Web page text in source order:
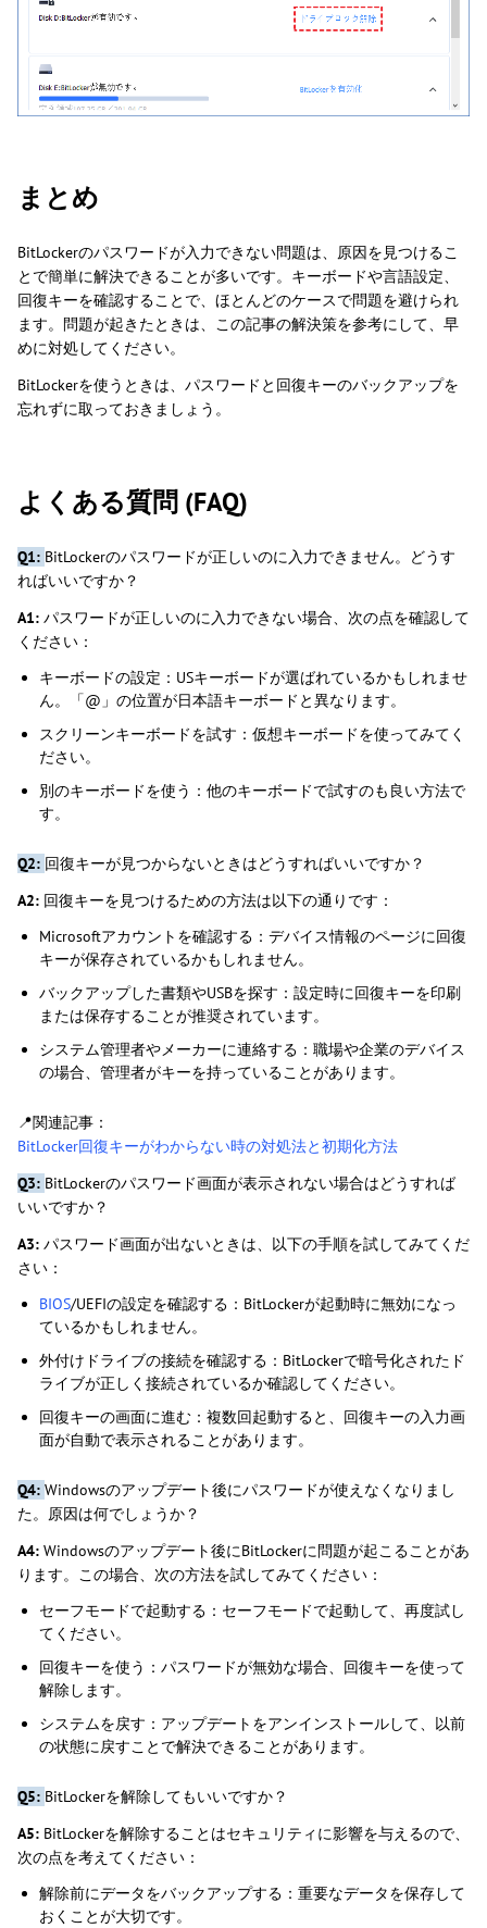
まとめ
BitLockerのパスワードが入力できない問題は、原因を見つけるこ
とで簡単に解決できることが多いです。キーボードや言語設定、
回復キーを確認することで、ほとんどのケースで問題を避けられ
ます。問題が起きたときは、この記事の解決策を参考にして、早
めに対処してください。
BitLockerを使うときは、パスワードと回復キーのバックアップを
忘れずに取っておきましょう。
よくある質問 (FAQ)
Q1: BitLockerのパスワードが正しいのに入力できません。どうす
ればいいですか？
A1: パスワードが正しいのに入力できない場合、次の点を確認して
ください：
キーボードの設定：USキーボードが選ばれているかもしれませ
ん。「@」の位置が日本語キーボードと異なります。
スクリーンキーボードを試す：仮想キーボードを使ってみてく
ださい。
別のキーボードを使う：他のキーボードで試すのも良い方法で
す。
Q2: 回復キーが見つからないときはどうすればいいですか？
A2: 回復キーを見つけるための方法は以下の通りです：
Microsoftアカウントを確認する：デバイス情報のページに回復
キーが保存されているかもしれません。
バックアップした書類やUSBを探す：設定時に回復キーを印刷
または保存することが推奨されています。
システム管理者やメーカーに連絡する：職場や企業のデバイス
の場合、管理者がキーを持っていることがあります。
📍関連記事：
BitLocker回復キーがわからない時の対処法と初期化方法
Q3: BitLockerのパスワード画面が表示されない場合はどうすれば
いいですか？
A3: パスワード画面が出ないときは、以下の手順を試してみてくだ
さい：
BIOS/UEFIの設定を確認する：BitLockerが起動時に無効になっ
ているかもしれません。
外付けドライブの接続を確認する：BitLockerで暗号化されたド
ライブが正しく接続されているか確認してください。
回復キーの画面に進む：複数回起動すると、回復キーの入力画
面が自動で表示されることがあります。
Q4: Windowsのアップデート後にパスワードが使えなくなりまし
た。原因は何でしょうか？
A4: Windowsのアップデート後にBitLockerに問題が起こることがあ
ります。この場合、次の方法を試してみてください：
セーフモードで起動する：セーフモードで起動して、再度試し
てください。
回復キーを使う：パスワードが無効な場合、回復キーを使って
解除します。
システムを戻す：アップデートをアンインストールして、以前
の状態に戻すことで解決できることがあります。
Q5: BitLockerを解除してもいいですか？
A5: BitLockerを解除することはセキュリティに影響を与えるので、
次の点を考えてください：
解除前にデータをバックアップする：重要なデータを保存して
おくことが大切です。